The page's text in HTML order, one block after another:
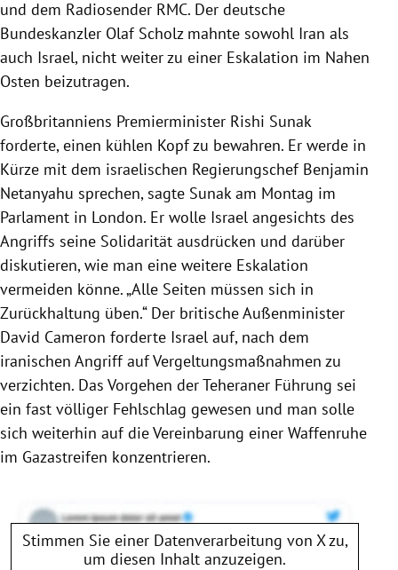
und dem Radiosender RMC. Der deutsche
Bundeskanzler Olaf Scholz mahnte sowohl Iran als
auch Israel, nicht weiter zu einer Eskalation im Nahen
Osten beizutragen.
Großbritanniens Premierminister Rishi Sunak
forderte, einen kühlen Kopf zu bewahren. Er werde in
Kürze mit dem israelischen Regierungschef Benjamin
Netanyahu sprechen, sagte Sunak am Montag im
Parlament in London. Er wolle Israel angesichts des
Angriffs seine Solidarität ausdrücken und darüber
diskutieren, wie man eine weitere Eskalation
vermeiden könne. „Alle Seiten müssen sich in
Zurückhaltung üben.“ Der britische Außenminister
David Cameron forderte Israel auf, nach dem
iranischen Angriff auf Vergeltungsmaßnahmen zu
verzichten. Das Vorgehen der Teheraner Führung sei
ein fast völliger Fehlschlag gewesen und man solle
sich weiterhin auf die Vereinbarung einer Waffenruhe
im Gazastreifen konzentrieren.
Stimmen Sie einer Datenverarbeitung von Xzu,
um diesen Inhalt anzuzeigen.